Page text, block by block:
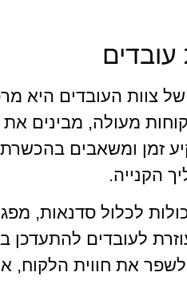
צוות העובדים היא
מעולה, מבינים את
זמן ומשאבים
הקנייה.
לכלול סדנאות,
לעובדים להתעדכן
את חווית הלקוח,